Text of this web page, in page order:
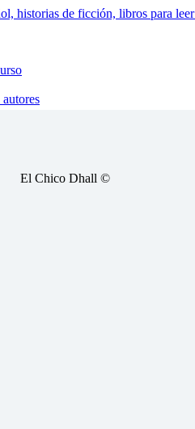
autores
Mafia SistemaFantasía